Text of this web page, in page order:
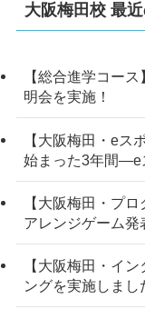
大阪梅田校 最
【総合進学コー
明会を実施！
【大阪梅田・eス
始まった3年間―e
【大阪梅田・プ
アレンジゲーム発
【大阪梅田・イ
ングを実施しまし